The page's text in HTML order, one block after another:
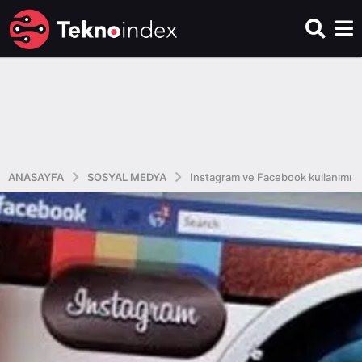
ANASAYFA SOSYAL MEDYA Instagram ve Facebook kullanımı